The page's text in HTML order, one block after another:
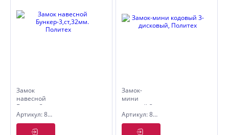
Замок
навесной
Бункер-3,ст,32мм.
Политех
Артикул: 8117032
Замок-
мини
кодовый 3-
дисковый,
Политех
Артикул: 8109002